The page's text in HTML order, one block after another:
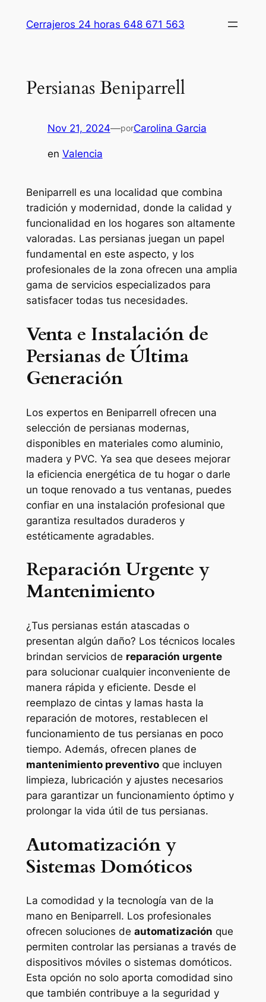
Cerrajeros 24 horas 648 671 563
Persianas Beniparrell
Nov 21, 2024—porCarolina Garcia
en Valencia
Beniparrell es una localidad que combina
tradición y modernidad, donde la calidad y
funcionalidad en los hogares son altamente
valoradas. Las persianas juegan un papel
fundamental en este aspecto, y los
profesionales de la zona ofrecen una amplia
gama de servicios especializados para
satisfacer todas tus necesidades.
Venta e Instalación de
Persianas de Última
Generación
Los expertos en Beniparrell ofrecen una
selección de persianas modernas,
disponibles en materiales como aluminio,
madera y PVC. Ya sea que desees mejorar
la eficiencia energética de tu hogar o darle
un toque renovado a tus ventanas, puedes
confiar en una instalación profesional que
garantiza resultados duraderos y
estéticamente agradables.
Reparación Urgente y
Mantenimiento
¿Tus persianas están atascadas o
presentan algún daño? Los técnicos locales
brindan servicios de reparación urgente
para solucionar cualquier inconveniente de
manera rápida y eficiente. Desde el
reemplazo de cintas y lamas hasta la
reparación de motores, restablecen el
funcionamiento de tus persianas en poco
tiempo. Además, ofrecen planes de
mantenimiento preventivoque incluyen
limpieza, lubricación y ajustes necesarios
para garantizar un funcionamiento óptimo y
prolongar la vida útil de tus persianas.
Automatización y
Sistemas Domóticos
La comodidad y la tecnología van de la
mano en Beniparrell. Los profesionales
ofrecen soluciones de automatización que
permiten controlar las persianas a través de
dispositivos móviles o sistemas domóticos.
Esta opción no solo aporta comodidad sino
que también contribuye a la seguridad y